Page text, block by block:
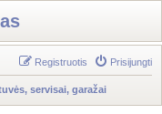
Prisijungti
Registruotis
servisai, garažai